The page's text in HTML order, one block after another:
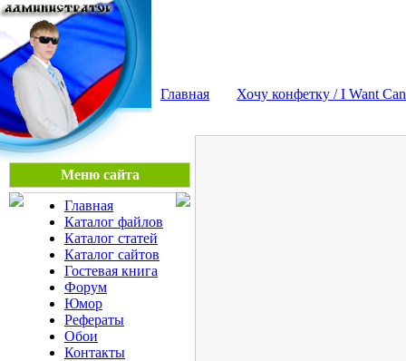
Главная Хочу конфетку / I Want
Меню сайта
Главная
Каталог файлов
Каталог статей
Каталог сайтов
Гостевая книга
Форум
Юмор
Рефераты
Обои
Контакты